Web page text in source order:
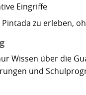
Eingriffe
zu erleben,
Wissen über die
und